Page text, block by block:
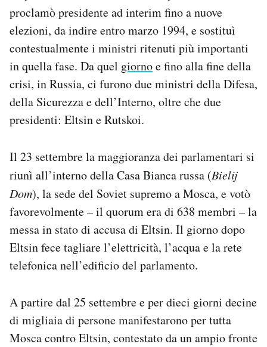
proclamò presidente ad interim fino a nuove
elezioni, da indire entro marzo 1994, e sostituì
contestualmente i ministri ritenuti più importanti
in quella fase. Da quel giornoe fino alla fine della
crisi, in Russia, ci furono due ministri della Difesa,
della Sicurezza e dell’Interno, oltre che due
presidenti: Eltsin e Rutskoi.
Il 23 settembre la maggioranza dei parlamentari si
riunì all’interno della Casa Bianca russa (Bielij
Dom), la sede del Soviet supremo a Mosca, e votò
favorevolmente – il quorum era di 638 membri – la
messa in stato di accusa di Eltsin. Il giorno dopo
Eltsin fece tagliare l’elettricità, l’acqua e la rete
telefonica nell’edificio del parlamento.
A partire dal 25 settembre e per dieci giorni decine
di migliaia di persone manifestarono per tutta
Mosca contro Eltsin, contestato da un ampio fronte